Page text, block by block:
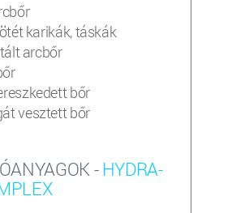
karikák, táskák
arcbőr
bőr
vesztett bőr
- HYDRA-